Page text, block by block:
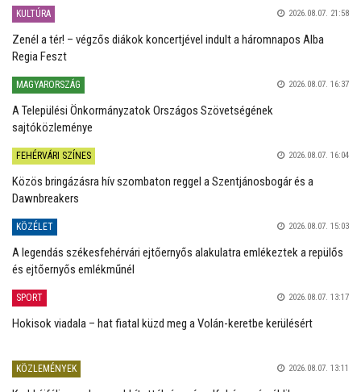
KULTÚRA 2026.08.07. 21:58
Zenél a tér! – végzős diákok koncertjével indult a háromnapos Alba
Regia Feszt
MAGYARORSZÁG 2026.08.07. 16:37
A Települési Önkormányzatok Országos Szövetségének
sajtóközleménye
FEHÉRVÁRI SZÍNES 2026.08.07. 16:04
Közös bringázásra hív szombaton reggel a Szentjánosbogár és a
Dawnbreakers
KÖZÉLET 2026.08.07. 15:03
A legendás székesfehérvári ejtőernyős alakulatra emlékeztek a repülős
és ejtőernyős emlékműnél
SPORT 2026.08.07. 13:17
Hokisok viadala – hat fiatal küzd meg a Volán-keretbe kerülésért
KÖZLEMÉNYEK 2026.08.07. 13:11